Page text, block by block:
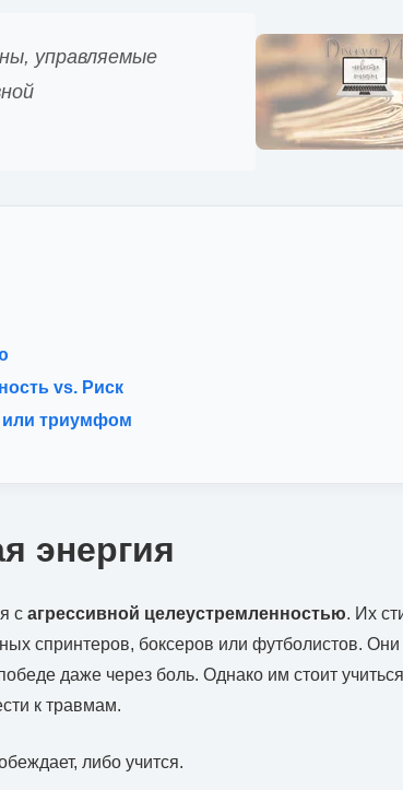
управляемые
vs. Риск
или триумфом
энергия
с агрессивной целеустремленностью. Их
спринтеров, боксеров или футболистов. Они
даже через боль. Однако им стоит учиться
к травмам.
либо учится.